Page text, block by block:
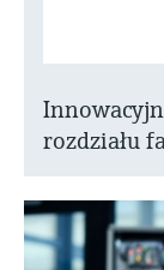
rozdziału